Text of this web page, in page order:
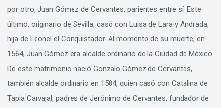
por otro, Juan Gómez de Cervantes, parientes entre sí. Este
último, originario de Sevilla, casó con Luisa de Lara y Andrada,
hija de Leonel el Conquistador. Al momento de su muerte, en
1564, Juan Gómez era alcalde ordinario de la Ciudad de México.
De este matrimonio nació Gonzalo Gómez de Cervantes,
también alcalde ordinario en 1584, quien casó con Catalina de
Tapia Carvajal, padres de Jerónimo de Cervantes, fundador de